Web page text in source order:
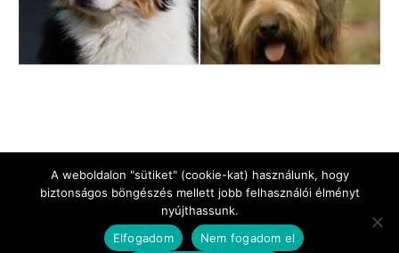
Jogi Nyilatkozat Impresszum
Adatkezelési tájékoztató
A weboldalon "sütiket" (cookie-kat) használunk, hogy
biztonságos böngészés mellett jobb felhasználói élményt
nyújthassunk.
Elfogadom
Nem fogadom el